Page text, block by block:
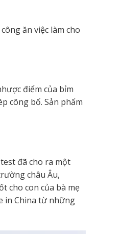
ăn việc làm cho
điểm của bỉm
công bố. Sản phẩm
đã cho ra một
châu Âu,
cho con của bà mẹ
in China từ những